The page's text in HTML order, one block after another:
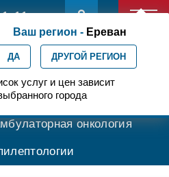
11
Ваш регион - Ереван
ДА ДРУГОЙ РЕГИОН
услуг и цен зависит
города
Протонная терапия
онкология